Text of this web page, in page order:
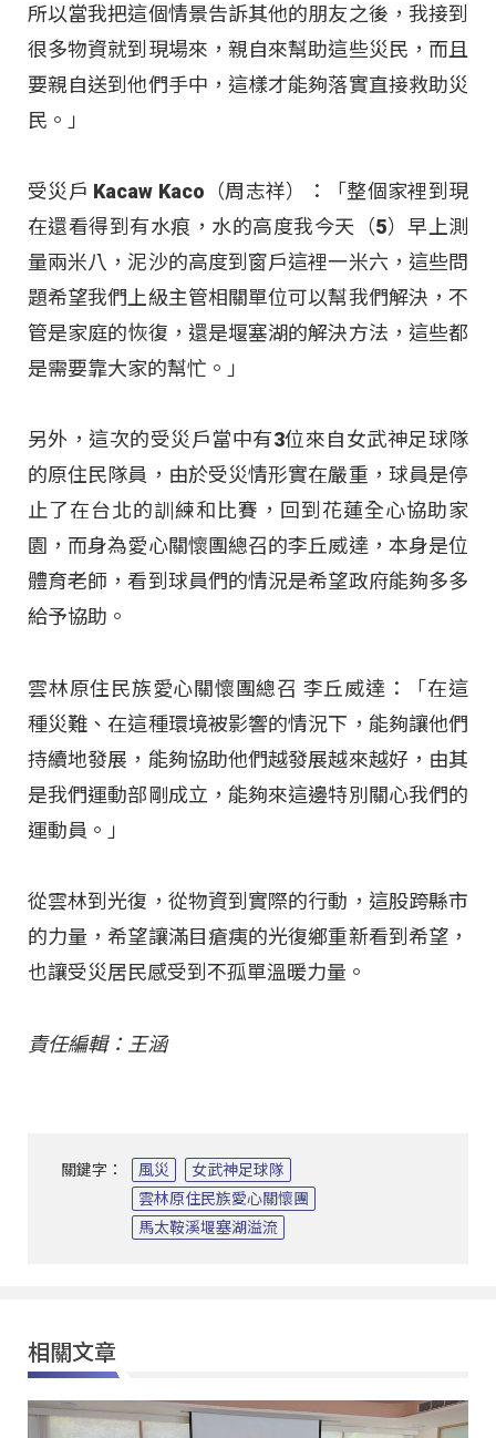
所以當我把這個情景告訴其他的朋友之後，我接到
很多物資就到現場來，親自來幫助這些災民，而且
要親自送到他們手中，這樣才能夠落實直接救助災
民。」
受災戶 Kacaw Kaco（周志祥）：「整個家裡到現
在還看得到有水痕，水的高度我今天（5）早上測
量兩米八，泥沙的高度到窗戶這裡一米六，這些問
題希望我們上級主管相關單位可以幫我們解決，不
管是家庭的恢復，還是堰塞湖的解決方法，這些都
是需要靠大家的幫忙。」
另外，這次的受災戶當中有3位來自女武神足球隊
的原住民隊員，由於受災情形實在嚴重，球員是停
止了在台北的訓練和比賽，回到花蓮全心協助家
園，而身為愛心關懷團總召的李丘威達，本身是位
體育老師，看到球員們的情況是希望政府能夠多多
給予協助。
雲林原住民族愛心關懷團總召 李丘威達：「在這
種災難、在這種環境被影響的情況下，能夠讓他們
持續地發展，能夠協助他們越發展越來越好，由其
是我們運動部剛成立，能夠來這邊特別關心我們的
運動員。」
從雲林到光復，從物資到實際的行動，這股跨縣市
的力量，希望讓滿目瘡痍的光復鄉重新看到希望，
也讓受災居民感受到不孤單溫暖力量。
責任編輯：王涵
關鍵字： 風災
女武神足球隊
雲林原住民族愛心關懷團
馬太鞍溪堰塞湖溢流
相關文章